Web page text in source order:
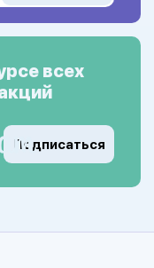
всех
Подписаться